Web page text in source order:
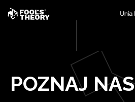
POZNAJ NAS